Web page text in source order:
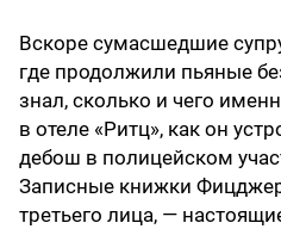
Вскоре сумасшедшие
где продолжили пьяные
знал, сколько и чего
в отеле «Ритц», как он
дебош в полицейском
Записные книжки
третьего лица, —